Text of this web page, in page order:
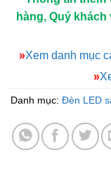
hàng, Quý khách
»Xem danh mục
»
Danh mục: Đèn LED